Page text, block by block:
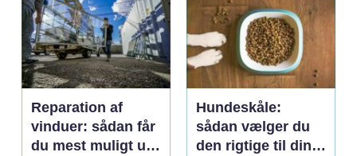
Reparation af
vinduer: sådan får
du mest muligt ud
Hundeskåle:
sådan vælger du
den rigtige til din